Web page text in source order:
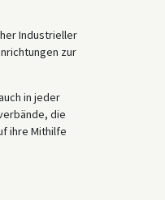
Industrieller
zur
in jeder
die
ihre Mithilfe